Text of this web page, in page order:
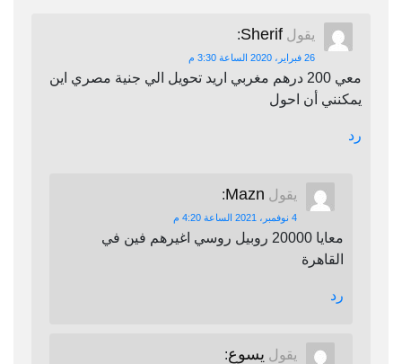
يقول Sherif
:
26 فبراير، 2020 الساعة 3:30 م
معي 200 درهم مغربي اريد تحويل الي جنية مصري اين
يمكنني أن احول
رد
يقول Mazn
:
4 نوفمبر، 2021 الساعة 4:20 م
معايا 20000 روبيل روسي اغيرهم فين في
القاهرة
رد
يقول يسوع: